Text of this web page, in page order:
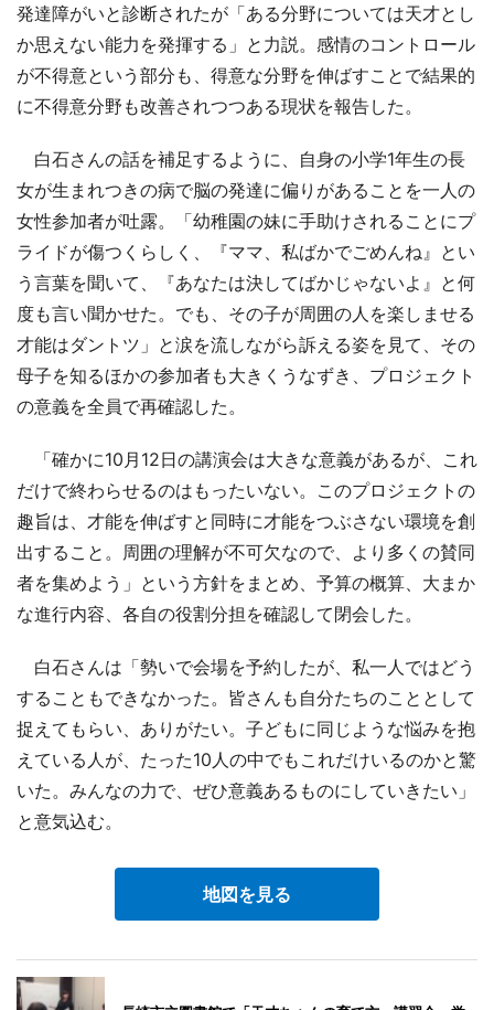
発達障がいと診断されたが「ある分野については天才とし
か思えない能力を発揮する」と力説。感情のコントロール
が不得意という部分も、得意な分野を伸ばすことで結果的
に不得意分野も改善されつつある現状を報告した。
白石さんの話を補足するように、自身の小学1年生の長
女が生まれつきの病で脳の発達に偏りがあることを一人の
女性参加者が吐露。「幼稚園の妹に手助けされることにプ
ライドが傷つくらしく、『ママ、私ばかでごめんね』とい
う言葉を聞いて、『あなたは決してばかじゃないよ』と何
度も言い聞かせた。でも、その子が周囲の人を楽しませる
才能はダントツ」と涙を流しながら訴える姿を見て、その
母子を知るほかの参加者も大きくうなずき、プロジェクト
の意義を全員で再確認した。
「確かに10月12日の講演会は大きな意義があるが、これ
だけで終わらせるのはもったいない。このプロジェクトの
趣旨は、才能を伸ばすと同時に才能をつぶさない環境を創
出すること。周囲の理解が不可欠なので、より多くの賛同
者を集めよう」という方針をまとめ、予算の概算、大まか
な進行内容、各自の役割分担を確認して閉会した。
白石さんは「勢いで会場を予約したが、私一人ではどう
することもできなかった。皆さんも自分たちのこととして
捉えてもらい、ありがたい。子どもに同じような悩みを抱
えている人が、たった10人の中でもこれだけいるのかと驚
いた。みんなの力で、ぜひ意義あるものにしていきたい」
と意気込む。
地図を見る